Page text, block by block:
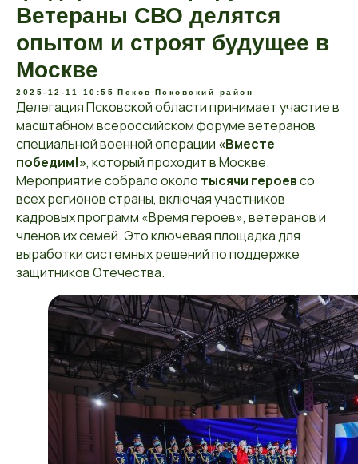
Ветераны СВО делятся
опытом и строят будущее в
Москве
2025-12-11 10:55 Псков Псковский район
Делегация Псковской области принимает участие в
масштабном всероссийском форуме ветеранов
специальной военной операции «Вместе
победим!», который проходит в Москве.
Мероприятие собрало около тысячи героевсо
всех регионов страны, включая участников
кадровых программ «Время героев», ветеранов и
членов их семей. Это ключевая площадка для
выработки системных решений по поддержке
защитников Отечества.